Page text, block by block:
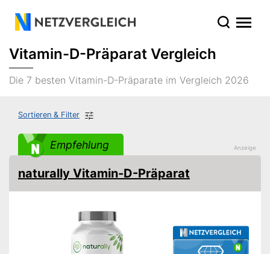
Vitamin-D-Präparat Vergleich
Die 7 besten Vitamin-D-Präparate im Vergleich 2026
Sortieren & Filter
Empfehlung
naturally Vitamin-D-Präparat